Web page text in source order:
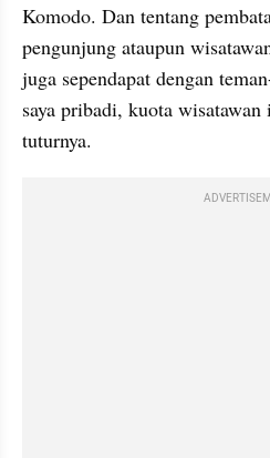
Komodo. Dan tentang
pengunjung ataupun
juga sependapat dengan
saya pribadi, kuota
tuturnya.